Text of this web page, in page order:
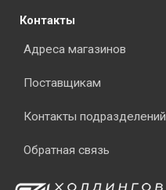
Контакты
Адреса магазинов
Поставщикам
Контакты подразделений
Обратная связь